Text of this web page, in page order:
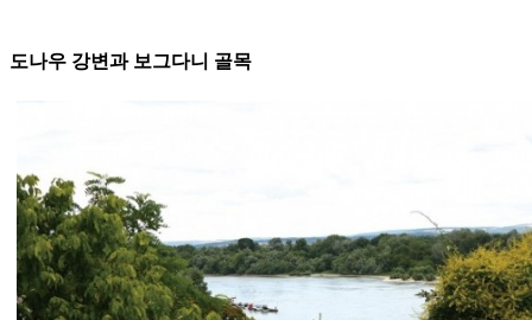
도나우 강변과 보그다니 골목